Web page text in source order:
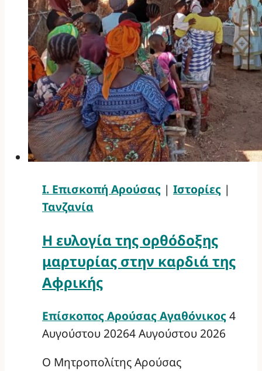
Ι. Επισκοπή Αρούσας | Ιστορίες |
Τανζανία
Η ευλογία της ορθόδοξης
μαρτυρίας στην καρδιά της
Αφρικής
Επίσκοπος Αρούσας Αγαθόνικος 4
Αυγούστου 20264 Αυγούστου 2026
Ο Μητροπολίτης Αρούσας